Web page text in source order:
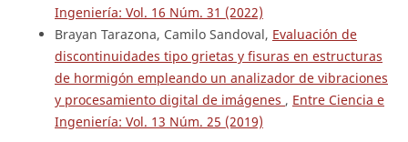
Ingeniería: Vol. 16 Núm. 31 (2022)
Brayan Tarazona, Camilo Sandoval, Evaluación de
discontinuidades tipo grietas y fisuras en estructuras
de hormigón empleando un analizador de vibraciones
y procesamiento digital de imágenes , Entre Ciencia e
Ingeniería: Vol. 13 Núm. 25 (2019)